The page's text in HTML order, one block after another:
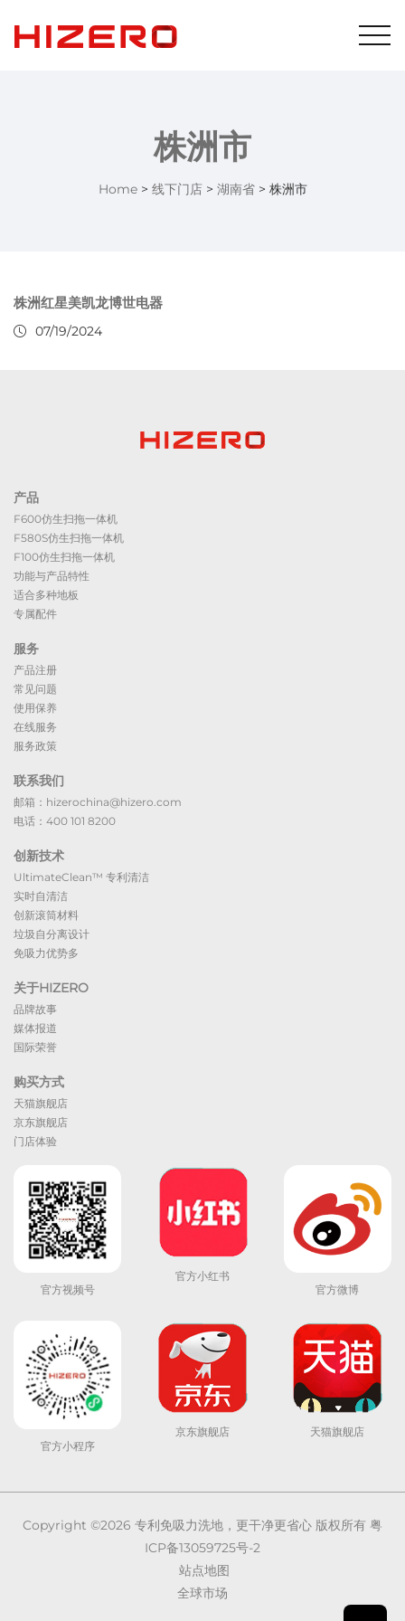
株洲市
Home> 线下门店> 湖南省> 株洲市
株洲红星美凯龙博世电器
07/19/2024
产品
F600仿生扫拖一体机
F580S仿生扫拖一体机
F100仿生扫拖一体机
功能与产品特性
适合多种地板
专属配件
服务
产品注册
常见问题
使用保养
在线服务
服务政策
联系我们
邮箱：hizerochina@hizero.com
电话：400 101 8200
创新技术
UltimateClean™ 专利清洁
实时自清洁
创新滚筒材料
垃圾自分离设计
免吸力优势多
关于HIZERO
品牌故事
媒体报道
国际荣誉
购买方式
天猫旗舰店
京东旗舰店
门店体验
官方视频号
官方小红书
官方微博
官方小程序
京东旗舰店 天猫旗舰店
Copyright ©2026 专利免吸力洗地，更干净更省心 版权所有 粤
ICP备13059725号-2
站点地图
全球市场